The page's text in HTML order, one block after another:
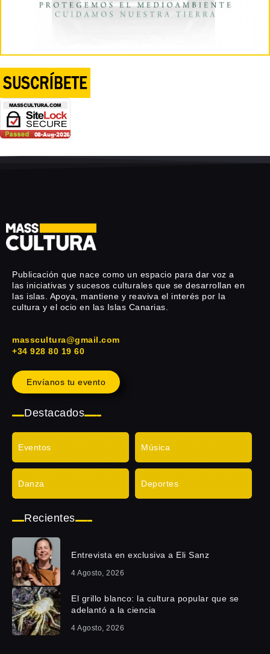
Publicación que nace como un espacio para dar voz a
las iniciativas y sucesos culturales que se desarrollan en
las islas. Apoya, mantiene y reaviva el interés por la
cultura y el ocio en las Islas Canarias.
masscultura@gmail.com
+34 928 80 19 60
Envíanos tu evento
Destacados
Eventos Música
Danza Deportes
Recientes
Entrevista en exclusiva a Eli Sanz
4 Agosto, 2026
El grillo blanco: la cultura popular que se
adelantó a la ciencia
4 Agosto, 2026